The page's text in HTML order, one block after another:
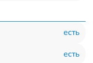
есть
есть